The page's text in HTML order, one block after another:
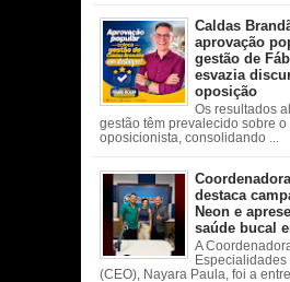
Caldas
aprovação
gestão de
esvazia
oposição
Os resultados
gestão têm prevalecido sobre o
oposicionista, consolidando ...
destaca
Neon e
saúde bucal
A
(CEO), Nayara Paula, foi a